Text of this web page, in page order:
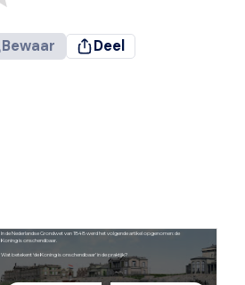
Bewaar Deel
In de Nederlandse Grondwet van 1848 werd het volgende artikel opgenomen: de
Koning is onschendbaar.
Wat betekent ‘de Koning is onschendbaar’ in de praktijk?